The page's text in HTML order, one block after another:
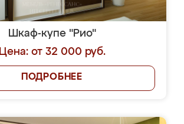
Шкаф-купе "Рио"
Цена: от 32 000 руб.
ПОДРОБНЕЕ